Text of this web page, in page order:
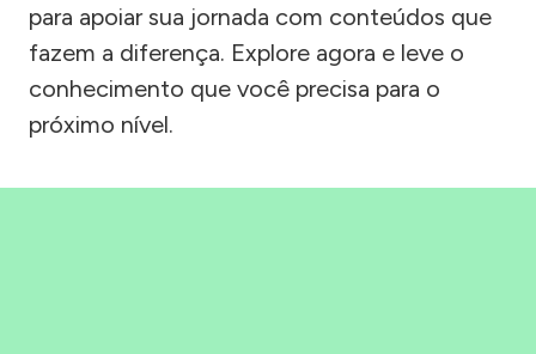
para apoiar sua jornada com conteúdos que
fazem a diferença. Explore agora e leve o
conhecimento que você precisa para o
próximo nível.